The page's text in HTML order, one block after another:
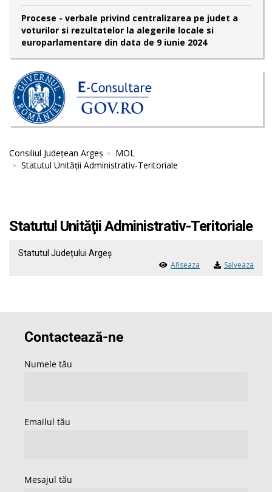
Procese - verbale privind centralizarea pe judet a
voturilor si rezultatelor la alegerile locale si
europarlamentare din data de 9 iunie 2024
Consiliul Județean Argeș
MOL
Statutul Unităţii Administrativ-Teritoriale
Statutul Unităţii Administrativ-Teritoriale
Statutul Județului Argeș
Afiseaza Salveaza